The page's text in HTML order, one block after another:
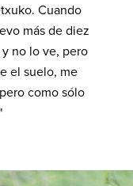
Cuando
más de diez
no lo ve, pero
el suelo, me
como sólo